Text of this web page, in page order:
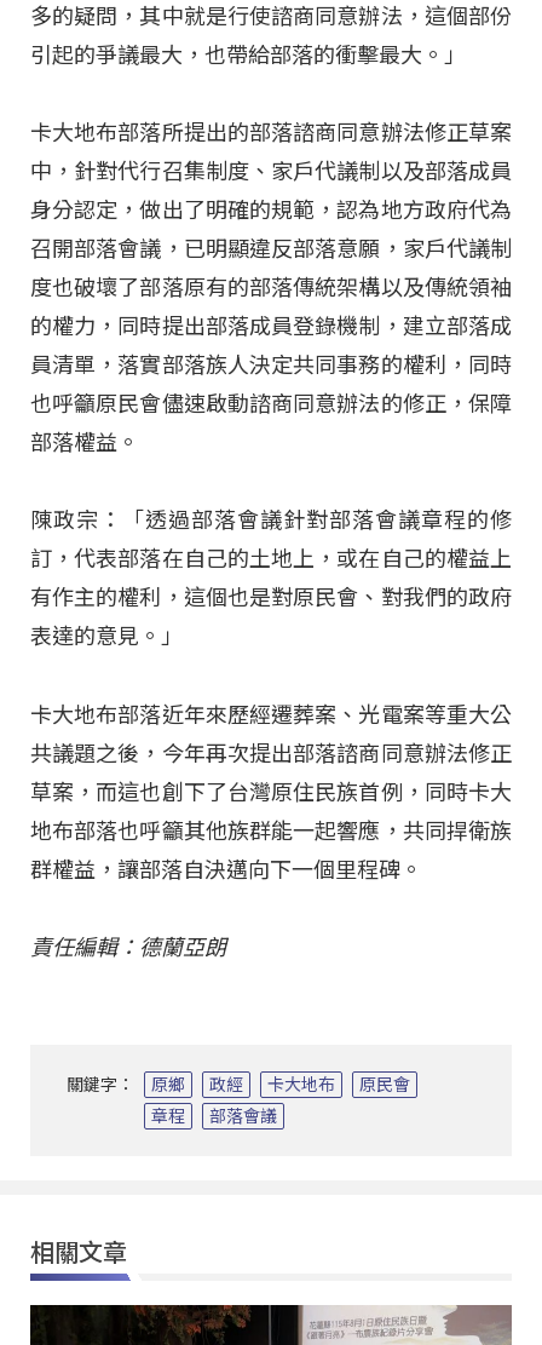
多的疑問，其中就是行使諮商同意辦法，這個部份
引起的爭議最大，也帶給部落的衝擊最大。」
卡大地布部落所提出的部落諮商同意辦法修正草案
中，針對代行召集制度、家戶代議制以及部落成員
身分認定，做出了明確的規範，認為地方政府代為
召開部落會議，已明顯違反部落意願，家戶代議制
度也破壞了部落原有的部落傳統架構以及傳統領袖
的權力，同時提出部落成員登錄機制，建立部落成
員清單，落實部落族人決定共同事務的權利，同時
也呼籲原民會儘速啟動諮商同意辦法的修正，保障
部落權益。
陳政宗：「透過部落會議針對部落會議章程的修
訂，代表部落在自己的土地上，或在自己的權益上
有作主的權利，這個也是對原民會、對我們的政府
表達的意見。」
卡大地布部落近年來歷經遷葬案、光電案等重大公
共議題之後，今年再次提出部落諮商同意辦法修正
草案，而這也創下了台灣原住民族首例，同時卡大
地布部落也呼籲其他族群能一起響應，共同捍衛族
群權益，讓部落自決邁向下一個里程碑。
責任編輯：德蘭亞朗
關鍵字： 原鄉 政經 卡大地布
原民會
章程
部落會議
相關文章